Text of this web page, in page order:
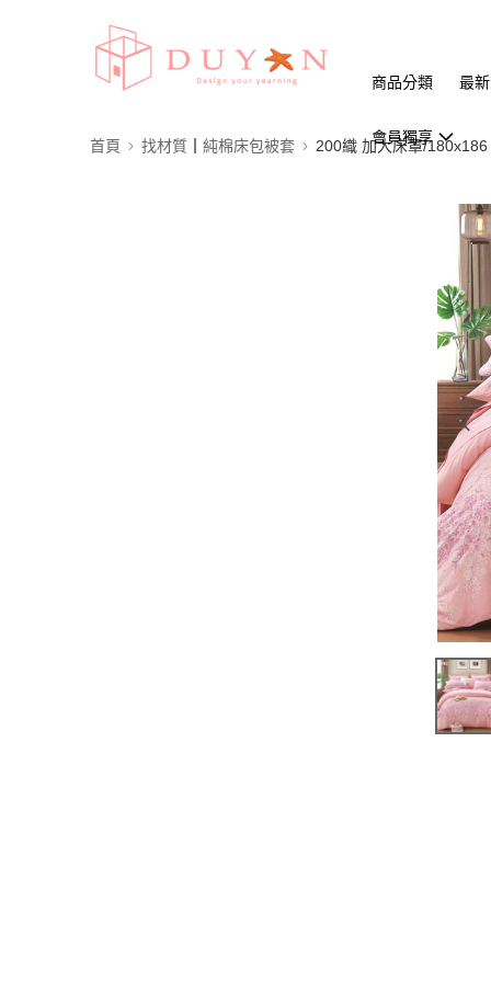
商品分類 最
會員獨享
首頁 找材質┃純棉床包被套 200織 加大床罩/180x186